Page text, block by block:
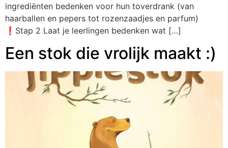
ingrediënten bedenken voor hun toverdrank (van
haarballen en pepers tot rozenzaadjes en parfum)
❗️Stap 2 Laat je leerlingen bedenken wat […]
Een stok die vrolijk maakt :)